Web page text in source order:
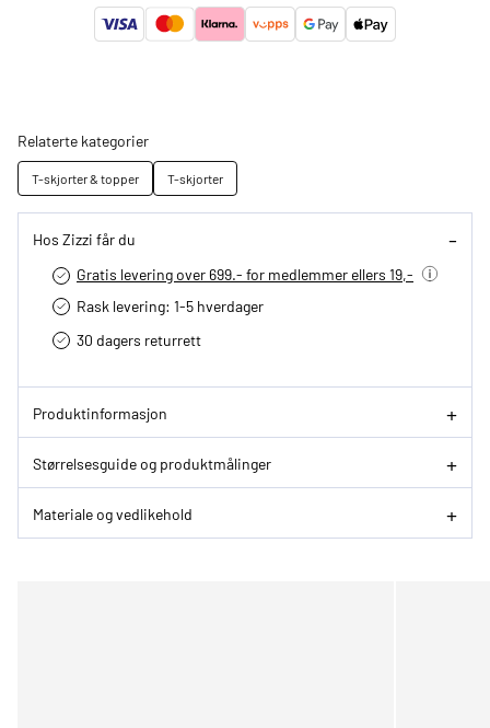
Relaterte kategorier
T-skjorter & topper T-skjorter
Hos Zizzi får du
Gratis levering over 699.- for medlemmer ellers 19,-
Rask levering: 1-5 hverdager
30 dagers returrett
Produktinformasjon
Størrelsesguide og produktmålinger
Materiale og vedlikehold